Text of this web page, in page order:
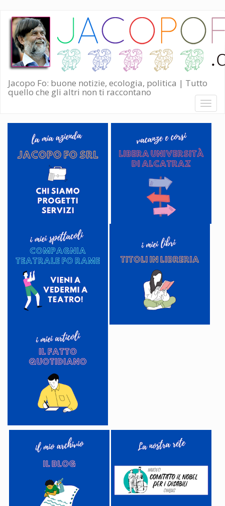
Salta
contenuto
principale
Jacopo Fo: buone notizie, ecologia, politica | Tutto
quello che gli altri non ti raccontano
Toggle